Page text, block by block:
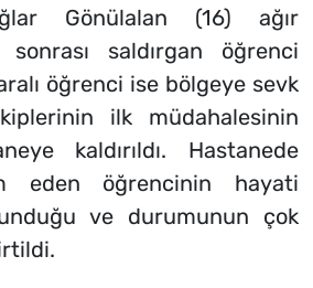
Gönülalan (16) ağır
sonrası saldırgan öğrenci
öğrenci ise bölgeye sevk
ilk müdahalesinin
kaldırıldı. Hastanede
eden öğrencinin hayati
ve durumunun çok